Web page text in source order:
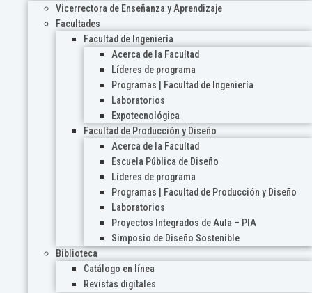
Vicerrectora de Enseñanza y Aprendizaje
Facultades
Facultad de Ingeniería
Acerca de la Facultad
Líderes de programa
Programas | Facultad de Ingeniería
Laboratorios
Expotecnológica
Facultad de Producción y Diseño
Acerca de la Facultad
Escuela Pública de Diseño
Líderes de programa
Programas | Facultad de Producción y Diseño
Laboratorios
Proyectos Integrados de Aula – PIA
Simposio de Diseño Sostenible
Biblioteca
Catálogo en línea
Revistas digitales